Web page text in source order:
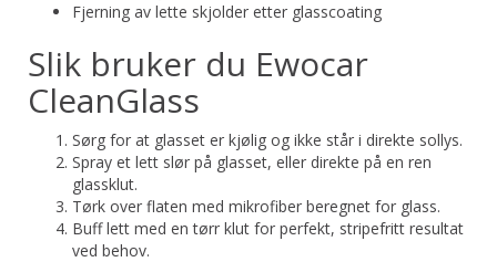
Fjerning av lette skjolder etter glasscoating
Slik bruker du Ewocar
CleanGlass
Sørg for at glasset er kjølig og ikke står i direkte sollys.
Spray et lett slør på glasset, eller direkte på en ren
glassklut.
Tørk over flaten med mikrofiber beregnet for glass.
Buff lett med en tørr klut for perfekt, stripefritt resultat
ved behov.